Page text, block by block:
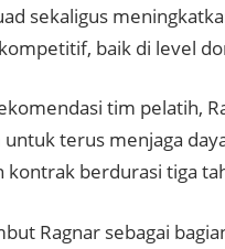
sekaligus
baik di level
tim pelatih,
terus menjaga
kontrak berdurasi tiga
Ragnar sebagai